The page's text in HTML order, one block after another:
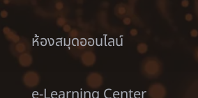
ห้องสมุดออนไลน์